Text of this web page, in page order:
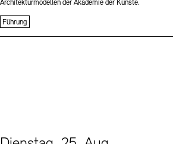
Architekturmodellen der Akademie der Künste.
Führung